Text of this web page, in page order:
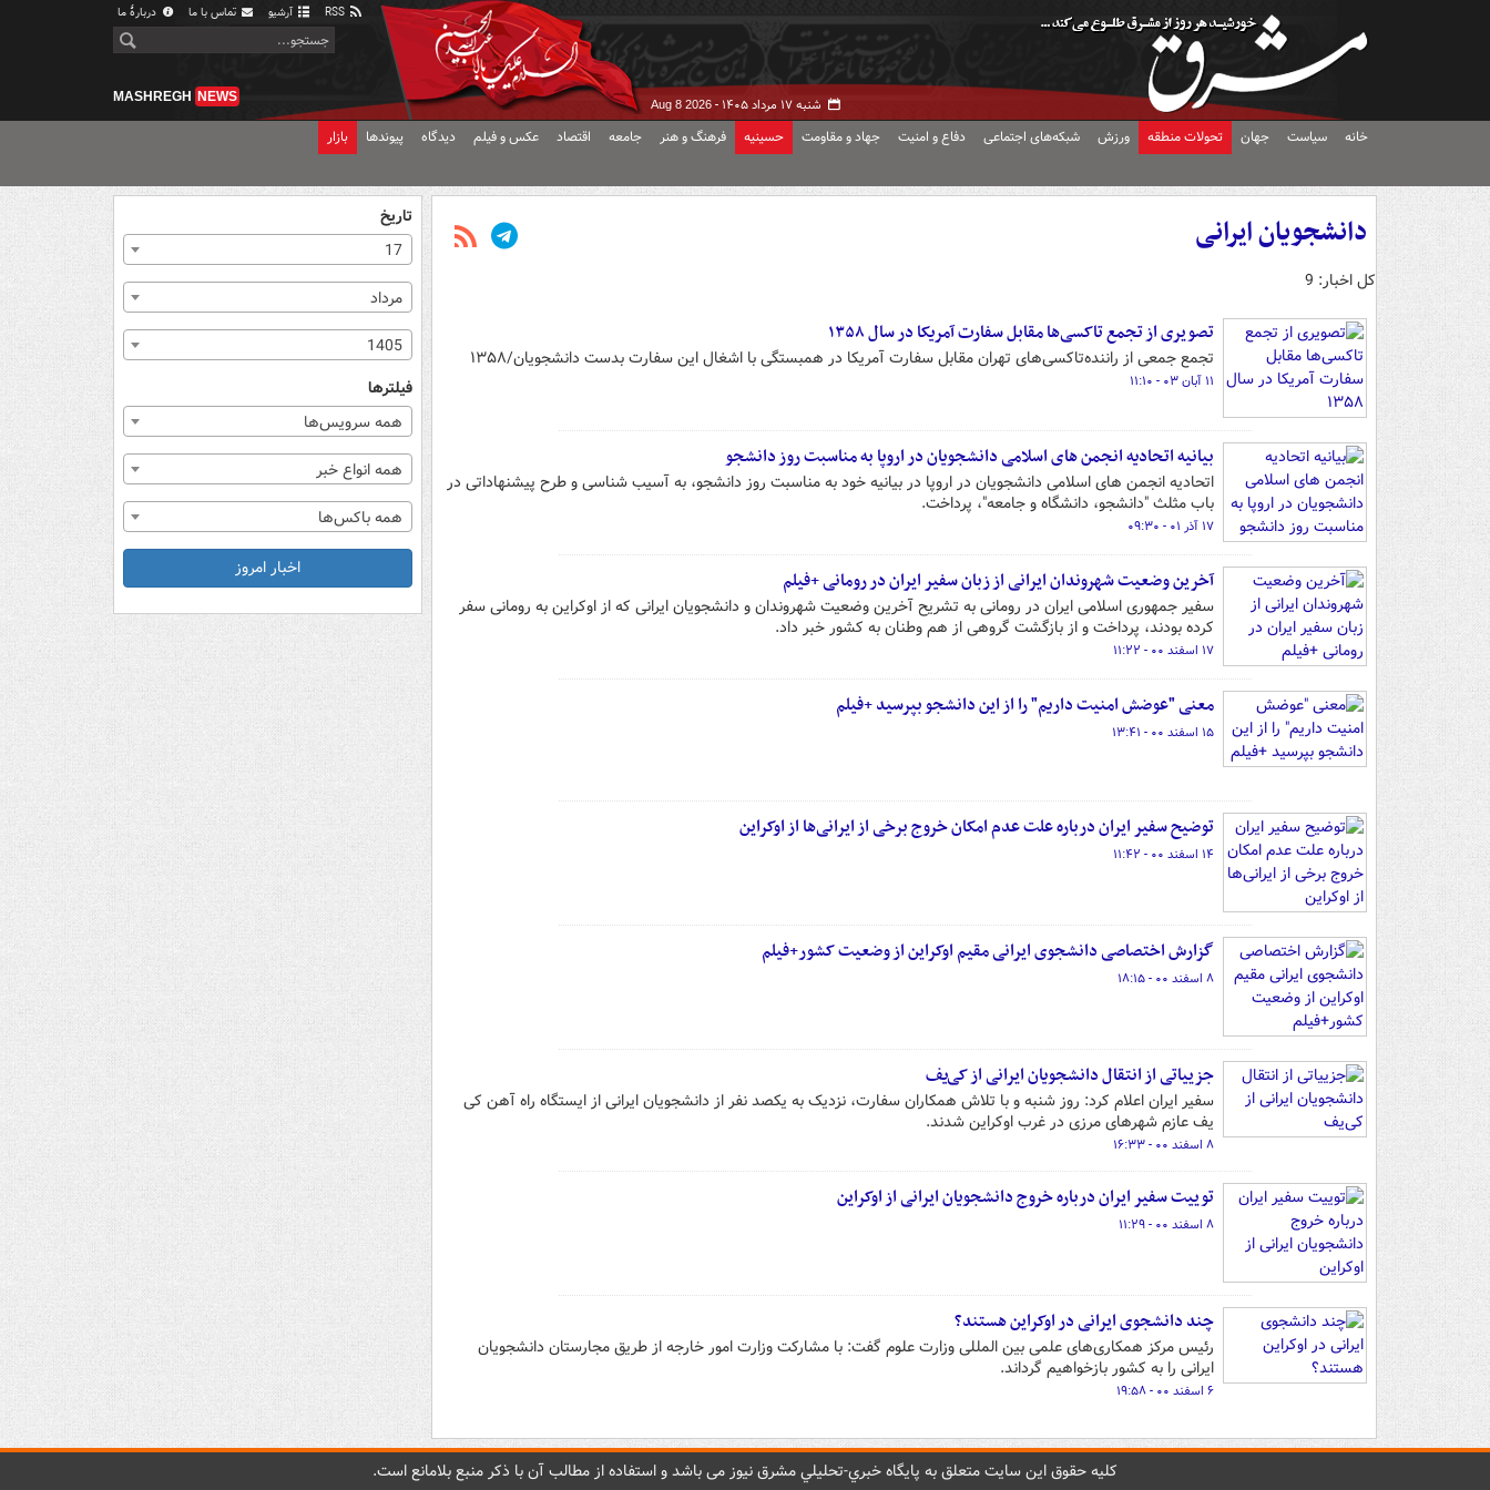
آرشیو تماس با ما دربارهٔ ما
شنبه ۱۷ مرداد ۱۴۰۵ - Aug 8 2026
MASHREGH NEWS
خانه سیاست جهان تحولات منطقه ورزش شبکه‌های اجتماعی دفاع و امنیت جهاد و مقاومت حسینیه فرهنگ و هنر جامعه اقتصاد عکس و فیلم دیدگاه پیوندها بازار
دانشجویان ایرانی
کل اخبار: 9
تصویری از تجمع تاکسی‌ها مقابل سفارت آمریکا در سال ۱۳۵۸
تجمع جمعی از راننده‌تاکسی‌های تهران مقابل سفارت آمریکا در همبستگی با اشغال این سفارت بدست دانشجویان/۱۳۵۸
۱۱ آبان ۰۳ - ۱۱:۱۰
بیانیه اتحادیه انجمن های اسلامی دانشجویان در اروپا به مناسبت روز دانشجو
اتحادیه انجمن های اسلامی دانشجویان در اروپا در بیانیه خود به مناسبت روز دانشجو، به آسیب شناسی و طرح پیشنهاداتی در
باب مثلث "دانشجو، دانشگاه و جامعه"، پرداخت.
۱۷ آذر ۰۱ - ۰۹:۳۰
آخرین وضعیت شهروندان ایرانی از زبان سفیر ایران در رومانی +فیلم
سفیر جمهوری اسلامی ایران در رومانی به تشریح آخرین وضعیت شهروندان و دانشجویان ایرانی که از اوکراین به رومانی سفر
کرده بودند، پرداخت و از بازگشت گروهی از هم وطنان به کشور خبر داد.
۱۷ اسفند ۰۰ - ۱۱:۲۲
معنی "عوضش امنیت داریم" را از این دانشجو بپرسید +فیلم
۱۵ اسفند ۰۰ - ۱۳:۴۱
توضیح سفیر ایران درباره علت عدم امکان خروج برخی از ایرانی‌ها از اوکراین
۱۴ اسفند ۰۰ - ۱۱:۴۲
گزارش اختصاصی دانشجوی ایرانی مقیم اوکراین از وضعیت کشور+فیلم
۸ اسفند ۰۰ - ۱۸:۱۵
جزییاتی از انتقال دانشجویان ایرانی از کی‌یف
سفیر ایران اعلام کرد: روز شنبه و با تلاش همکاران سفارت، نزدیک به یکصد نفر از دانشجویان ایرانی از ایستگاه راه آهن کی
یف عازم شهرهای مرزی در غرب ⁧‫اوکراین‬⁩ شدند.
۸ اسفند ۰۰ - ۱۶:۳۳
توییت سفیر ایران درباره خروج دانشجویان ایرانی از اوکراین
۸ اسفند ۰۰ - ۱۱:۲۹
چند دانشجوی ایرانی در اوکراین هستند؟
رئیس مرکز همکاری‌های علمی بین المللی وزارت علوم گفت: با مشارکت وزارت امور خارجه از طریق مجارستان دانشجویان
ایرانی را به کشور بازخواهیم گرداند.
۶ اسفند ۰۰ - ۱۹:۵۸
تاریخ
17
مرداد
1405
فیلترها
همه سرویس‌ها
همه انواع خبر
همه باکس‌ها
اخبار امروز
کليه حقوق اين سايت متعلق به پایگاه خبري-تحليلي مشرق نيوز می باشد و استفاده از مطالب آن با ذکر منبع بلامانع است.